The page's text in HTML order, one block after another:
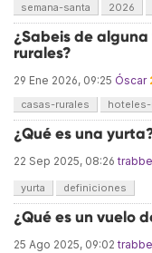
semana-santa 2026
¿Sabeis de
rurales?
29 Ene 2026, 09:25 Óscar
casas-rurales hoteles-
¿Qué es una
22 Sep 2025, 08:26
yurta definiciones
¿Qué es un vuelo
25 Ago 2025, 09:02